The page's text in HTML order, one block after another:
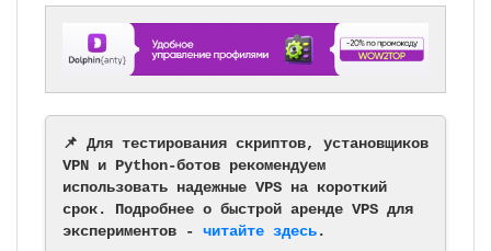
📌 Для тестирования скриптов, установщиков
VPN и Python-ботов рекомендуем
использовать надежные VPS на короткий
срок. Подробнее о быстрой аренде VPS для
экспериментов - читайте здесь.